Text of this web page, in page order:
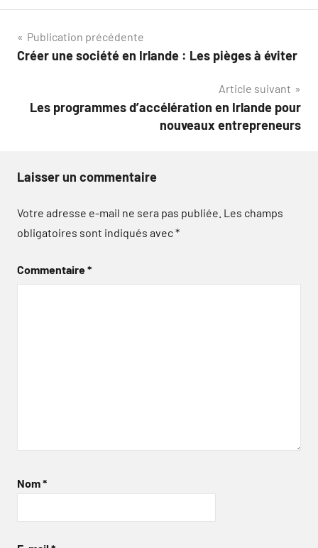
Navigation
de
Publication précédente
Créer une société en Irlande : Les pièges à éviter
Article suivant
Les programmes d’accélération en Irlande pour
nouveaux entrepreneurs
Laisser un commentaire
Votre adresse e-mail ne sera pas publiée. Les champs
obligatoires sont indiqués avec*
Commentaire*
Nom*